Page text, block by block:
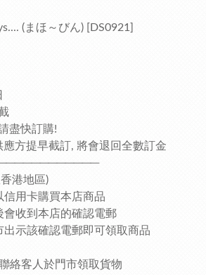
(まほ～びん) [DS0921]
盡快訂購!
方提早截訂, 將會退回全數訂金
港地區)
信用卡購買本店商品
會收到本店的確認電郵
出示該確認電郵即可領取商品
絡客人於門市領取貨物